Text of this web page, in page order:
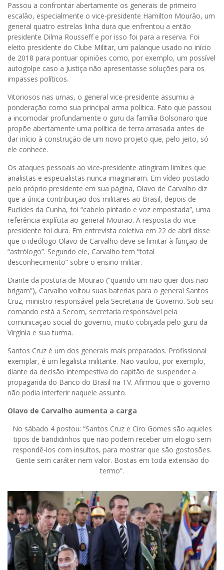
Passou a confrontar abertamente os generais de primeiro
escalão, especialmente o vice-presidente Hamilton Mourão, um
general quatro estrelas linha dura que enfrentou a então
presidente Dilma Rousseff e por isso foi para a reserva. Foi
eleito presidente do Clube Militar, um palanque usado no início
de 2018 para pontuar opiniões como, por exemplo, um possível
autogolpe caso a Justiça não apresentasse soluções para os
impasses políticos.
Vitoriosos nas urnas, o general vice-presidente assumiu a
ponderação como sua principal arma política. Fato que passou
a incomodar profundamente o guru da família Bolsonaro que
propõe abertamente uma política de terra arrasada antes de
dar início à construção de um novo projeto que, pelo jeito, só
ele conhece.
Os ataques pessoais ao vice-presidente atingiram limites que
analistas e especialistas nunca imaginaram. Em vídeo postado
pelo próprio presidente em sua página, Olavo de Carvalho diz
que a única contribuição dos militares ao Brasil, depois de
Euclides da Cunha, foi “cabelo pintado e voz empostada”, uma
referência explícita ao general Mourão. A resposta do vice-
presidente foi dura. Em entrevista coletiva em 22 de abril disse
que o ideólogo Olavo de Carvalho deve se limitar à função de
“astrólogo”. Segundo ele, Carvalho tem “total
desconhecimento” sobre o ensino militar.
Diante da postura de Mourão (“quando um não quer dois não
brigam”), Carvalho voltou suas baterias para o general Santos
Cruz, ministro responsável pela Secretaria de Governo. Sob seu
comando está a Secom, secretaria responsável pela
comunicação social do governo, muito cobiçada pelo guru da
Virgínia e sua turma.
Santos Cruz é um dos generais mais preparados. Profissional
exemplar, é um legalista militante. Não vacilou, por exemplo,
diante da decisão intempestiva do capitão de suspender a
propaganda do Banco do Brasil na TV. Afirmou que o governo
não podia interferir naquele assunto.
Olavo de Carvalho aumenta a carga
No sábado 4 postou: “Santos Cruz e Ciro Gomes são aqueles
tipos de bandidinhos que não podem receber um elogio sem
respondê-los com insultos, para mostrar que são gostosões.
Gente sem caráter nem valor. Bostas em toda extensão do
termo”.